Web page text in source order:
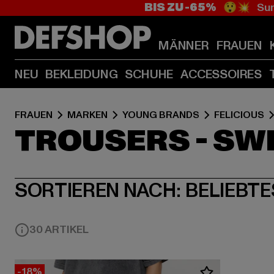
BIS ZU -65% 😲💥
MÄNNER FRAUEN
NEU BEKLEIDUNG SCHUHE ACCESSOIRES
FRAUEN MARKEN YOUNG BRANDS FELICIOUS
TROUSERS -
SORTIEREN NACH:
30 ARTIKEL